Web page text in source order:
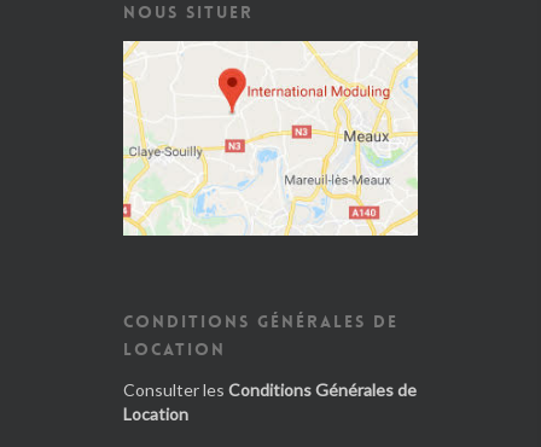
NOUS SITUER
CONDITIONS GÉNÉRALES DE
LOCATION
Consulter les Conditions Générales de
Location